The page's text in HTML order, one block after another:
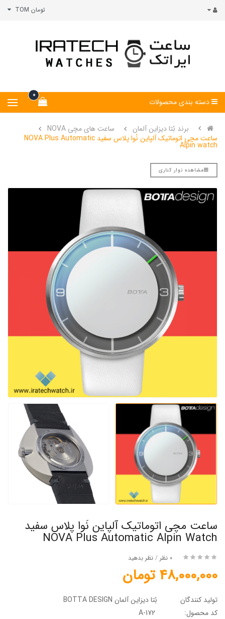
تومان TOM
0
دسته بندی محصولات
برند بُتا دیزاین آلمان
ساعت های مچی NOVA
ساعت مچی اتوماتیک آلپاین نُوا پلاس سفید NOVA Plus Automatic
Alpin watch
مشاهده نوار کناری
ساعت مچی اتوماتیک آلپاین نُوا پلاس سفید
NOVA Plus Automatic Alpin Watch
0 نظر / نظر بدهید
48,000,000 تومان
تولید کنندگان
بُتا دیزاین آلمان BOTTA DESIGN
کد محصول: